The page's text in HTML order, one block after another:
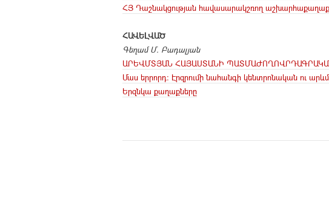
ՀՅ Դաշնակցության հավասարակշռող
ՀԱՎԵԼՎԱԾ
Գեղամ Մ. Բադալյան
ԱՐԵՎՄՏՅԱՆ ՀԱՅԱՍՏԱՆԻ
Մաս երրորդ: Էրզրումի նահանգի կենտրոնական ու
Երզնկա քաղաքները